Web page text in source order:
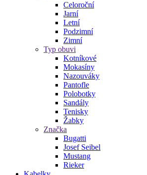
Celoroční
Jarní
Letní
Podzimní
Zimní
Typ obuvi
Kotníkové
Mokasíny
Nazouváky
Pantofle
Polobotky
Sandály
Tenisky
Žabky
Značka
Bugatti
Josef Seibel
Mustang
Rieker